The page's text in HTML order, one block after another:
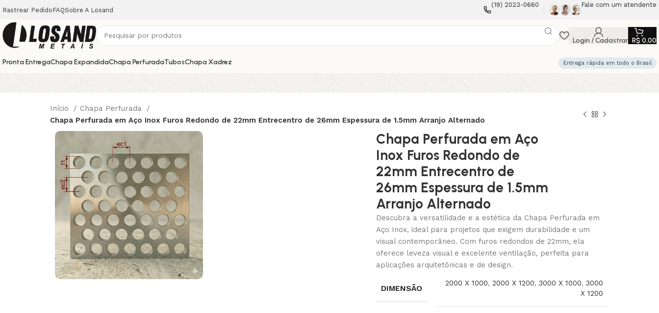
Rastrear Pedido FAQSobre A Losand
(19) 2023-0660 Fale com um atendente
Login / Cadastrar R$ 0,00
Pronta EntregaChapa ExpandidaChapa PerfuradaTubosChapa Xadrez Entrega rápida em todo o Brasil
Início
Chapa Perfurada
Chapa Perfurada em Aço Inox Furos Redondo de 22mm Entrecentro de 26mm Espessura de 1.5mm Arranjo Alternado
Chapa Perfurada em Aço
Inox Furos Redondo de
22mm Entrecentro de
26mm Espessura de 1.5mm
Arranjo Alternado
Descubra a versatilidade e a estética da Chapa Perfurada em
Aço Inox, ideal para projetos que exigem durabilidade e um
visual contemporâneo. Com furos redondos de 22mm, ela
oferece leveza visual e excelente ventilação, perfeita para
aplicações arquitetônicas e de design.
DIMENSÃO
2000 X 1000, 2000 X 1200, 3000 X 1000, 3000
X 1200